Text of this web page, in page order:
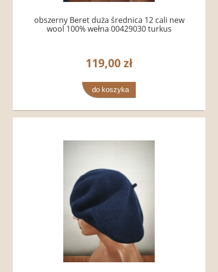
obszerny Beret duża średnica 12 cali new
wool 100% wełna 00429030 turkus
119,00 zł
do koszyka